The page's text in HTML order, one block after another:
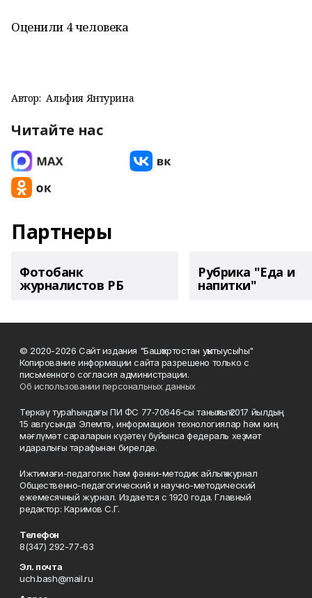
Оценили 4 человека
Автор: Альфия Янтурина
Читайте нас
Партнеры
Фотобанк
журналистов РБ
Рубрика "Еда и
напитки"
© 2020-2026 Сайт издания "Башҡортостан уҡытыусыһы"
Копирование информации сайта разрешено только с
письменного согласия администрации.
Об использовании персональных данных
Теркәү тураһындағы ПИ ФС 77‑70646‑сы таныҡлыҡ 2017 йылдың
15 авгусында Элемтә, информацион технологиялар һәм киң
мәғлүмәт сараларын күҙәтеү буйынса федераль хеҙмәт
идаралығы тарафынан бирелде.
Ижтимағи-педагогик һәм фәнни-методик айлыҡ журнал
Общественно-педагогический и научно-методический
ежемесячный журнал. Издается с 1920 года. Главный
редактор: Каримов С.Г.
Телефон
8(347) 292-77-63
Эл. почта
uch.bash@mail.ru